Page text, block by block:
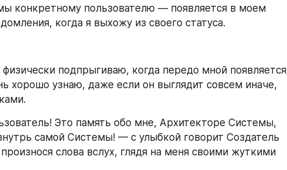
конкретному пользователю — появляется в моем
когда я выхожу из своего статуса.
подпрыгиваю, когда передо мной появляется
хорошо узнаю, даже если он выглядит совсем иначе,
Это память обо мне, Архитекторе Системы,
самой Системы! — с улыбкой говорит Создатель
слова вслух, глядя на меня своими жуткими